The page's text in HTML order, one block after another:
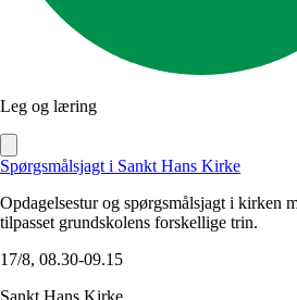
Leg og læring
Spørgsmålsjagt i Sankt Hans Kirke
Opdagelsestur og spørgsmålsjagt i kirken
tilpasset grundskolens forskellige trin.
17/8, 08.30-09.15
Sankt Hans Kirke